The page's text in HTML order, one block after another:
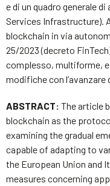
e di un quadro generale
Services Infrastructure).
blockchain in via
25/2023 (decreto
complesso, multiforme,
modifiche con
ABSTRACT: The article
blockchain as the
examining the gradual
capable of adapting to
the European Union and
measures concerning